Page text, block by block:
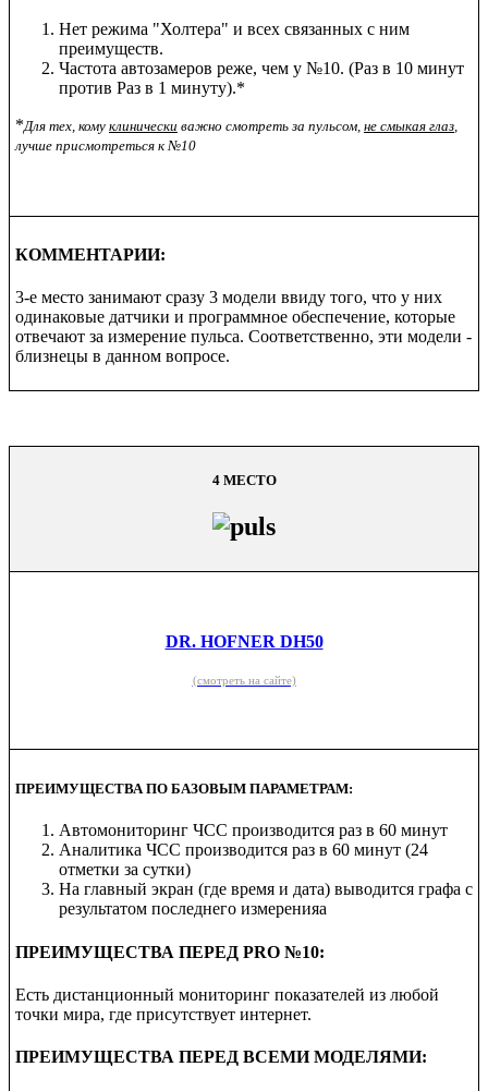
Нет режима "Холтера" и всех связанных с ним
преимуществ.
Частота автозамеров реже, чем у №10. (Раз в 10 минут
против Раз в 1 минуту).*
*Для тех, кому клинически важно смотреть за пульсом, не смыкая глаз,
лучше присмотреться к №10
КОММЕНТАРИИ:
3-е место занимают сразу 3 модели ввиду того, что у них
одинаковые датчики и программное обеспечение, которые
отвечают за измерение пульса. Соответственно, эти модели -
близнецы в данном вопросе.
4 МЕСТО
DR. HOFNER DH50
(смотреть на сайте)
ПРЕИМУЩЕСТВА ПО БАЗОВЫМ ПАРАМЕТРАМ:
Автомониторинг ЧСС производится раз в 60 минут
Аналитика ЧСС производится раз в 60 минут (24
отметки за сутки)
На главный экран (где время и дата) выводится графа с
результатом последнего измеренияа
ПРЕИМУЩЕСТВА ПЕРЕД PRO №10:
Есть дистанционный мониторинг показателей из любой
точки мира, где присутствует интернет.
ПРЕИМУЩЕСТВА ПЕРЕД ВСЕМИ МОДЕЛЯМИ: